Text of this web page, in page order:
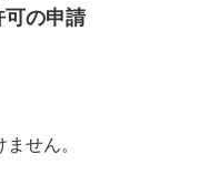
可の申請
せん。